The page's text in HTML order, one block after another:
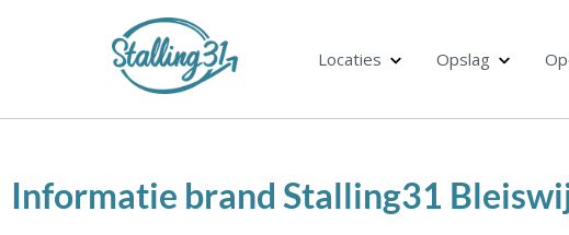
Locaties Opslag
Informatie brand Stalling31